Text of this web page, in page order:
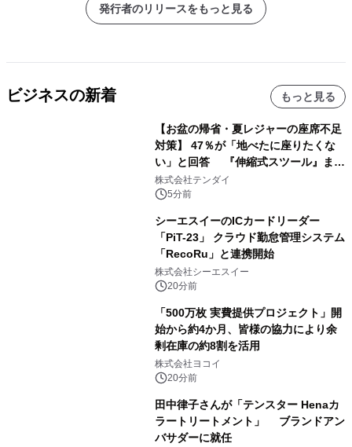
発行者のリリースをもっと見る
ビジネスの新着 もっと見る
【お盆の帰省・夏レジャーの座席不足
対策】 47％が「地べたに座りたくな
い」と回答 『伸縮式スツール』まと
め買いキャンペーンを8/6開始
株式会社テンダイ
5分前
シーエスイーのICカードリーダー
「PiT-23」 クラウド勤怠管理システム
「RecoRu」と連携開始
株式会社シーエスイー
20分前
「500万枚 実費提供プロジェクト」開
始から約4か月、皆様の協力により余
剰在庫の約8割を活用
株式会社ヨコイ
20分前
田中律子さんが「テンスター Henaカ
ラートリートメント」 ブランドアン
バサダーに就任